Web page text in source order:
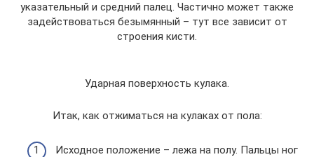
указательный и средний палец. Частично может также
задействоваться безымянный – тут все зависит от
строения кисти.
Ударная поверхность кулака.
Итак, как отжиматься на кулаках от пола:
Исходное положение – лежа на полу. Пальцы ног